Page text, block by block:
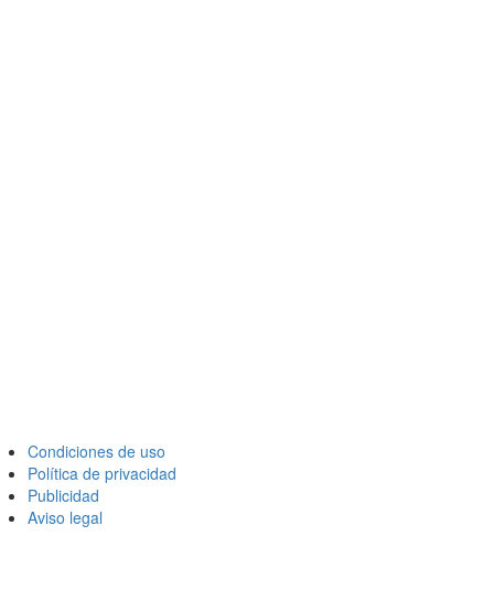
Condiciones de uso
Política de privacidad
Publicidad
Aviso legal